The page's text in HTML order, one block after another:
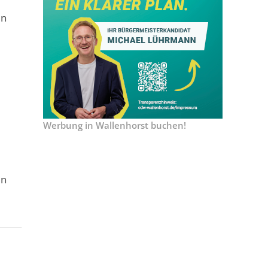
Werbung in Wallenhorst buchen!